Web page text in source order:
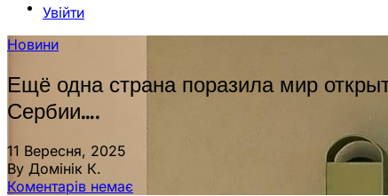
Увійти
Новини
Ещё одна страна поразила мир
Сербии….
11 Вересня, 2025
By Домінік К.
Коментарів немає